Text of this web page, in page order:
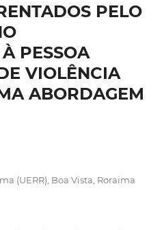
PELO
PESSOA
VIOLÊNCIA
ABORDAGEM
(UERR), Boa Vista, Roraima